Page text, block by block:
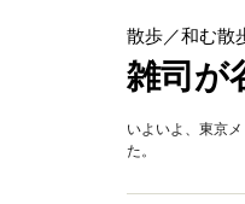
散歩／和む散
雑司が
いよいよ、東京
た。